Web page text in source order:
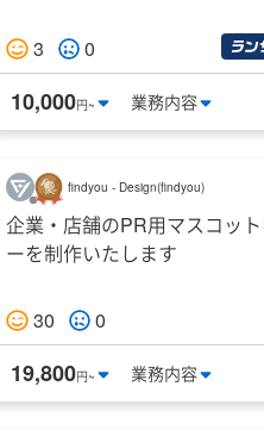
3 0
10,000円~ 業務内容
findyou - Design(findyou)
企業・店舗のPR用マスコッ
ーを制作いたします
30 0
19,800円~ 業務内容